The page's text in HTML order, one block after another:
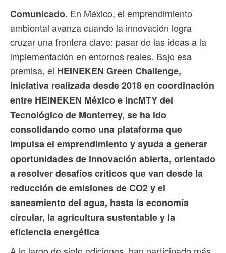
Comunicado. En México, el emprendimiento
ambiental avanza cuando la innovación logra
cruzar una frontera clave: pasar de las ideas a la
implementación en entornos reales. Bajo esa
premisa, el HEINEKEN Green Challenge,
iniciativa realizada desde 2018 en coordinación
entre HEINEKEN México e incMTY del
Tecnológico de Monterrey, se ha ido
consolidando como una plataforma que
impulsa el emprendimiento y ayuda a generar
oportunidades de innovación abierta, orientado
a resolver desafíos críticos que van desde la
reducción de emisiones de CO2 y el
saneamiento del agua, hasta la economía
circular, la agricultura sustentable y la
eficiencia energética